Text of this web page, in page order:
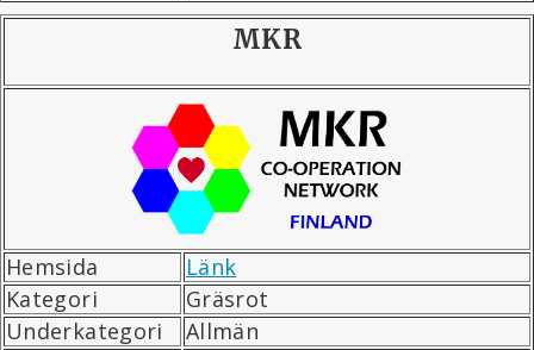
MKR
Hemsida
Länk
Kategori
Gräsrot
Underkategori
Allmän